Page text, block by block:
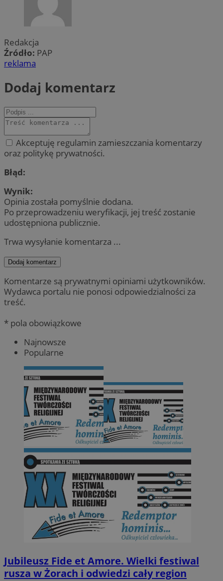
Redakcja
Źródło: PAP
reklama
Dodaj komentarz
Akceptuję regulamin zamieszczania komentarzy
oraz politykę prywatności.
Błąd:
Wynik:
Opinia została pomyślnie dodana.
Po przeprowadzeniu weryfikacji, jej treść zostanie
udostępniona publicznie.
Trwa wysyłanie komentarza ...
Dodaj komentarz
Komentarze są prywatnymi opiniami użytkowników.
Wydawca portalu nie ponosi odpowiedzialności za
treść.
* pola obowiązkowe
Najnowsze
Popularne
Jubileusz Fide et Amore. Wielki festiwal
rusza w Żorach i odwiedzi cały region